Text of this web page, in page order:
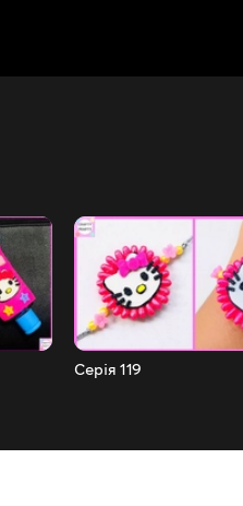
Серія 119